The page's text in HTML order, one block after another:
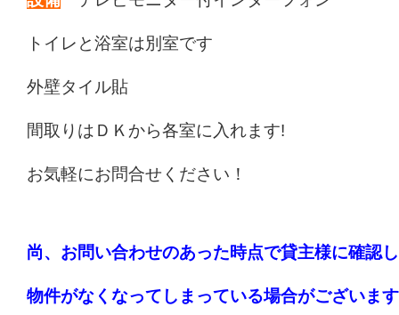
トイレと浴室は別室です
外壁タイル貼
間取りはＤＫから各室に入れます!
お気軽にお問合せください！
尚、お問い合わせのあった時点で貸主様に確認
物件がなくなってしまっている場合がございま